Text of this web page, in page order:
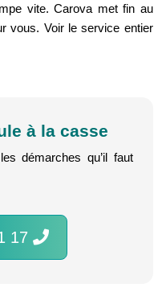
vite. Carova met fin au
vous. Voir le service entier
à la casse
démarches qu’il faut
17